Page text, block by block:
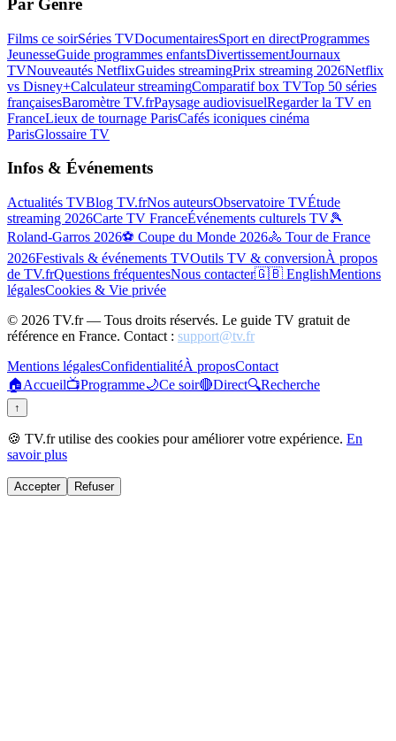
Par Genre
Films ce soirSéries TVDocumentairesSport en directProgrammes
JeunesseGuide programmes enfantsDivertissementJournaux
TVNouveautés NetflixGuides streamingPrix streaming 2026Netflix
vs Disney+Calculateur streamingComparatif box TVTop 50 séries
françaisesBaromètre TV.frPaysage audiovisuelRegarder la TV en
FranceLieux de tournage ParisCafés iconiques cinéma
ParisGlossaire TV
Infos & Événements
Actualités TVBlog TV.frNos auteursObservatoire TVÉtude
streaming 2026Carte TV FranceÉvénements culturels TV🎾
Roland-Garros 2026⚽ Coupe du Monde 2026🚴 Tour de France
2026Festivals & événements TVOutils TV & conversionÀ propos
de TV.frQuestions fréquentesNous contacter🇬🇧 EnglishMentions
légalesCookies & Vie privée
© 2026 TV.fr — Tous droits réservés. Le guide TV gratuit de
référence en France. Contact : support@tv.fr
Mentions légalesConfidentialitéÀ proposContact
🏠Accueil📺Programme🌙Ce soir🔴Direct🔍Recherche
↑
🍪 TV.fr utilise des cookies pour améliorer votre expérience. En
savoir plus
Accepter Refuser